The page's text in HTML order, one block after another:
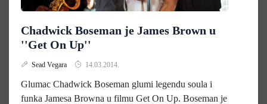
Chadwick Boseman je James Brown u
''Get On Up''
Sead Vegara 14.03.2014.
Glumac Chadwick Boseman glumi legendu soula i
funka Jamesa Browna u filmu Get On Up. Boseman je